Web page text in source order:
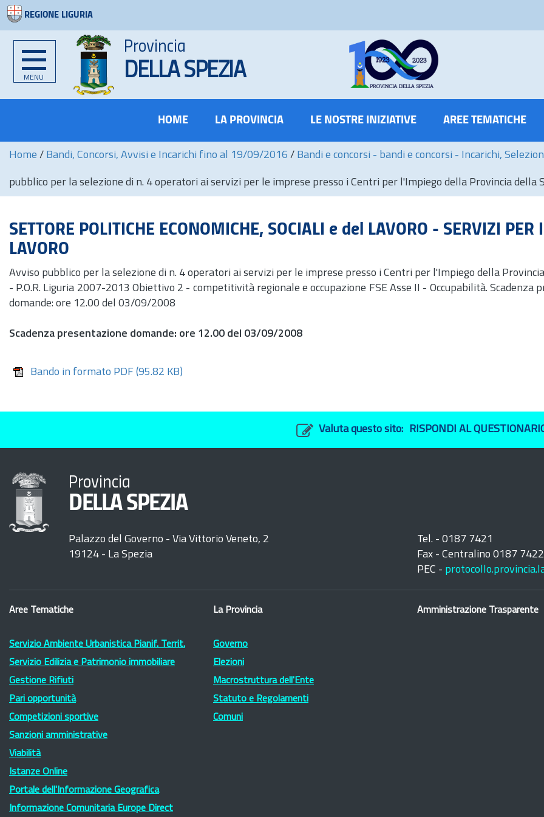
REGIONE LIGURIA
MENU
Provincia
DELLA SPEZIA
HOME LA PROVINCIA LE NOSTRE INIZIATIVE AREE TEMATICHE
Home / Bandi, Concorsi, Avvisi e Incarichi fino al 19/09/2016 / Bandi e concorsi - bandi e concorsi - Incarichi,
pubblico per la selezione di n. 4 operatori ai servizi per le imprese presso i Centri per l'Impiego della Provincia della
SETTORE POLITICHE ECONOMICHE, SOCIALI e del LAVORO - SERVIZI PER
LAVORO
Avviso pubblico per la selezione di n. 4 operatori ai servizi per le imprese presso i Centri per l'Impiego della
- P.O.R. Liguria 2007-2013 Obiettivo 2 - competitività regionale e occupazione FSE Asse II - Occupabilità. Scadenza
domande: ore 12.00 del 03/09/2008
Scadenza presentazione domande: ore 12.00 del 03/09/2008
Bando in formato PDF (95.82 KB)
Valuta questo sito: RISPONDI AL
Provincia
DELLA SPEZIA
Palazzo del Governo - Via Vittorio Veneto, 2
19124 - La Spezia
Tel. - 0187 7421
Fax - Centralino 0187
PEC -
Aree Tematiche
Servizio Ambiente Urbanistica Pianif. Territ.
Servizio Edilizia e Patrimonio immobiliare
Gestione Rifiuti
Pari opportunità
Competizioni sportive
Sanzioni amministrative
Viabilità
Istanze Online
Portale dell'Informazione Geografica
Informazione Comunitaria Europe Direct
La Provincia
Governo
Elezioni
Macrostruttura dell'Ente
Statuto e Regolamenti
Comuni
Amministrazione Trasparente